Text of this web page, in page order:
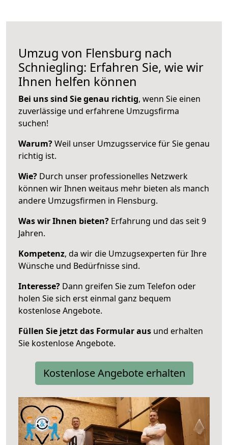
Umzug von Flensburg nach
Schniegling: Erfahren Sie, wie wir
Ihnen helfen können
Bei uns sind Sie genau richtig, wenn Sie einen
zuverlässige und erfahrene Umzugsfirma
suchen!
Warum?Weil unser Umzugsservice für Sie genau
richtig ist.
Wie? Durch unser professionelles Netzwerk
können wir Ihnen weitaus mehr bieten als manch
andere Umzugsfirmen in Flensburg.
Was wir Ihnen bieten? Erfahrung und das seit 9
Jahren.
Kompetenz, da wir die Umzugsexperten für Ihre
Wünsche und Bedürfnisse sind.
Interesse? Dann greifen Sie zum Telefon oder
holen Sie sich erst einmal ganz bequem
kostenlose Angebote.
Füllen Sie jetzt das Formular aus und erhalten
Sie kostenlose Angebote.
Kostenlose Angebote erhalten